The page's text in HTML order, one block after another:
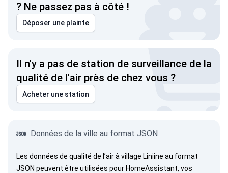
? Ne passez pas à côté !
Déposer une plainte
Il n'y a pas de station de surveillance de la
qualité de l'air près de chez vous ?
Acheter une station
Données de la ville au format JSON
Les données de qualité de l’air à village Liniine au format
JSON peuvent être utilisées pour HomeAssistant, vos